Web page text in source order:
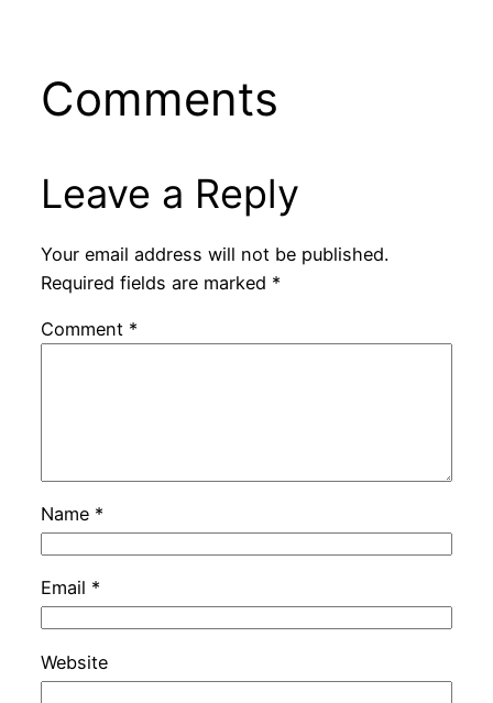
Comments
Leave a Reply
Your email address will not be published.
Required fields are marked *
Comment *
Name *
Email *
Website